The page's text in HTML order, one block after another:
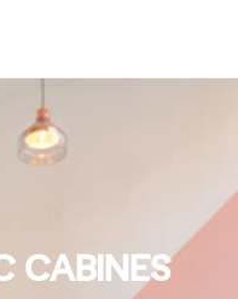
CABINES